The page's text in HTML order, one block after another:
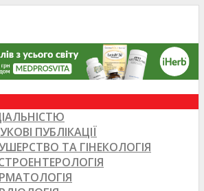
ПУБЛІКАЦІЇ
ТА ГІНЕКОЛОГІЯ